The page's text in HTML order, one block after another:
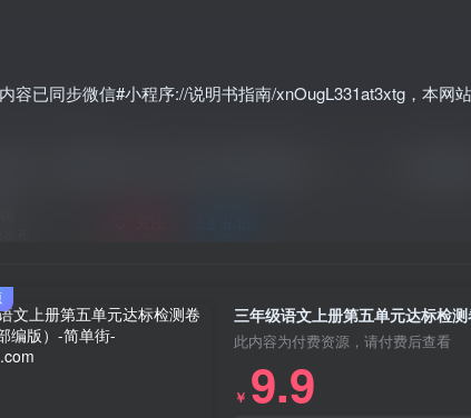
容已同步微信#小程序://说明书指南/xnOugL331at3xtg，本网
小学语文 正文
文上册第五单元达标检测卷（一）（部编版
三年级语文上册第五单元达标检测
此内容为付费资源，请付费后查看
￥ 9.9